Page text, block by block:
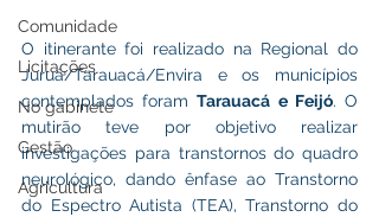
Comunidade
Licitações
No gabinete
Gestão
Agricultura
O itinerante foi realizado na Regional do
Juruá/Tarauacá/Envira e os municípios
contemplados foram Tarauacá e Feijó. O
mutirão teve por objetivo realizar
investigações para transtornos do quadro
neurológico, dando ênfase ao Transtorno
do Espectro Autista (TEA), Transtorno do